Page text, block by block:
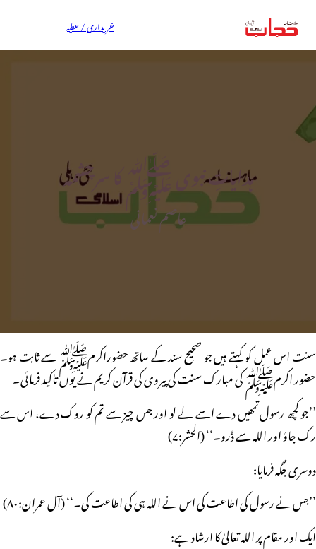
خریداری / عطیہ
ہدایاتِ نبوی ﷺ کا سرچشمہ
عاصم نعمانی
سنت اس عمل کو کہتے ہیں جو صحیح سند کے ساتھ حضوراکرمﷺ سے ثابت ہو۔
حضور اکرمﷺ کی مبارک سنت کی پیروی کی قرآن کریم نے یوں تاکید فرمائی۔
’’جو کچھ رسول تمھیں دے اسے لے لو اور جس چیز سے تم کو روک دے، اس سے
رک جاؤ اور اللہ سے ڈرو۔‘‘ (الحشر:۷)
دوسری جگہ فرمایا:
’’جس نے رسول کی اطاعت کی اس نے اللہ ہی کی اطاعت کی۔‘‘ (آل عمران:۸۰)
ایک اور مقام پر اللہ تعالیٰ کا ارشاد ہے: